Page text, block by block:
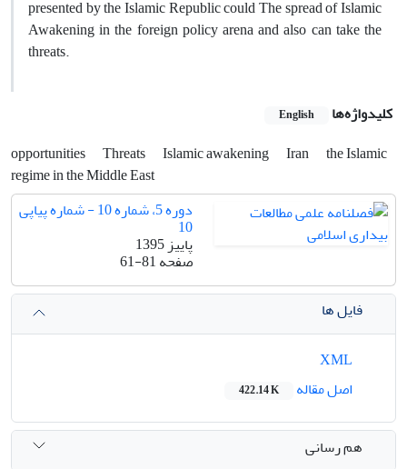
presented by the Islamic Republic could The spread of Islamic
Awakening in the foreign policy arena and also can take the
threats.
کلیدواژه‌ها English
opportunities Threats Islamic awakening Iran
the Islamic
regime in the Middle East
دوره 5، شماره 10 - شماره پیاپی
10
پاییز 1395
صفحه61-81
فایل ها
اصل مقاله
422.14 K
هم رسانی